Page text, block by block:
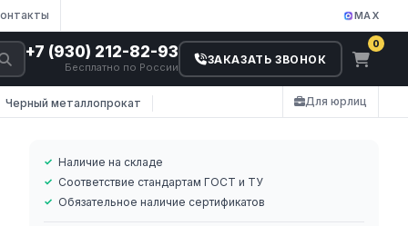
MAX
+7 (930) 212-82-93
Бесплатно по России
ЗАКАЗАТЬ ЗВОНОК
0
Черный металлопрокат Для юрлиц
Наличие на складе
Соответствие стандартам ГОСТ и ТУ
Обязательное наличие сертификатов